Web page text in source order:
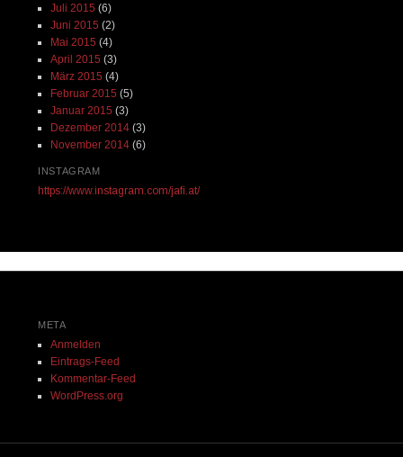
Juli 2015 (6)
Juni 2015 (2)
Mai 2015 (4)
April 2015 (3)
März 2015 (4)
Februar 2015 (5)
Januar 2015 (3)
Dezember 2014(3)
November 2014(6)
INSTAGRAM
https://www.instagram.com/jafi.at/
META
Anmelden
Eintrags-Feed
Kommentar-Feed
WordPress.org